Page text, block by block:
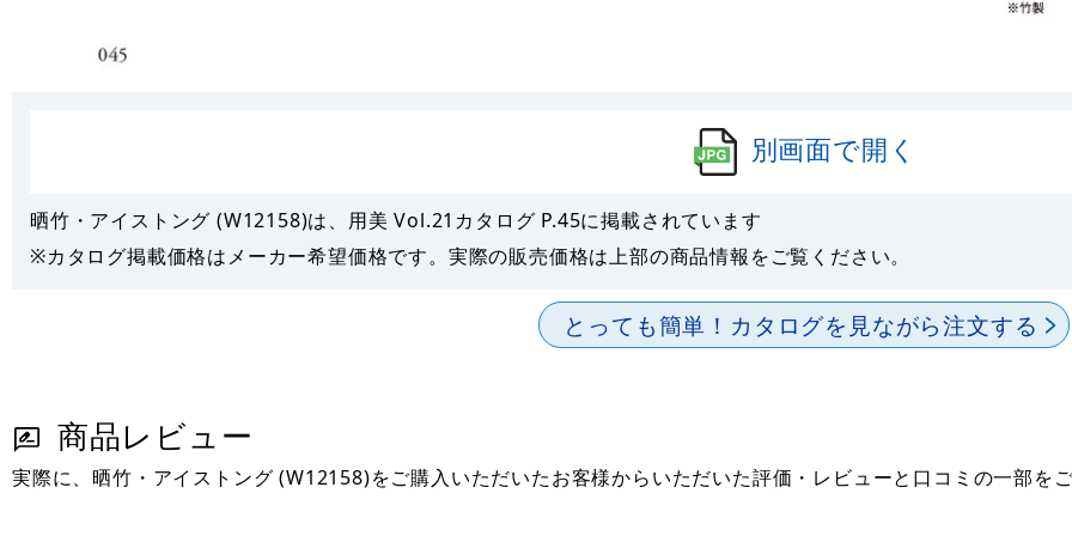
別画面で開く
晒竹・アイストング (W12158)は、用美 Vol.21カタログ P.45に掲載されています
※カタログ掲載価格はメーカー希望価格です。実際の販売価格は上部の商品情報をご覧ください。
とっても簡単！ カタログを見ながら注文する
商品レビュー
実際に、晒竹・アイストング (W12158)をご購入いただいたお客様からいただいた評価・レビューと口コミの一部を